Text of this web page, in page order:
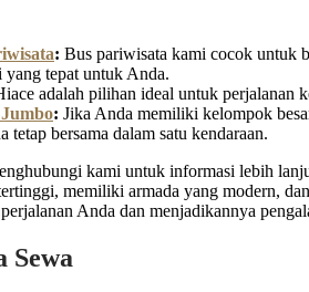
: Bus pariwisata kami cocok untuk
tepat untuk Anda.
adalah pilihan ideal untuk perjalanan
: Jika Anda memiliki kelompok
tetap bersama dalam satu kendaraan.
kami untuk informasi lebih
memiliki armada yang modern,
Anda dan menjadikannya
Sewa